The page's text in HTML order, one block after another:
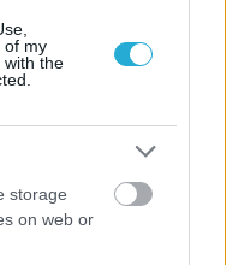
of my
with the
storage
on web or
στο τουρνουά του